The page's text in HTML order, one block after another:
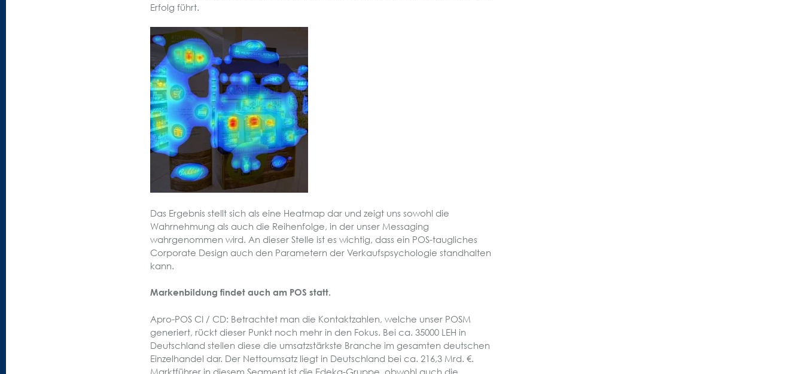
Erfolg führt.
Das Ergebnis stellt sich als eine Heatmap dar und zeigt uns sowohl die
Wahrnehmung als auch die Reihenfolge, in der unser Messaging
wahrgenommen wird. An dieser Stelle ist es wichtig, dass ein POS-taugliches
Corporate Design auch den Parametern der Verkaufspsychologie standhalten
kann.
Markenbildung findet auch am POS statt.
Apro-POS CI / CD: Betrachtet man die Kontaktzahlen, welche unser POSM
generiert, rückt dieser Punkt noch mehr in den Fokus. Bei ca. 35000 LEH in
Deutschland stellen diese die umsatzstärkste Branche im gesamten deutschen
Einzelhandel dar. Der Nettoumsatz liegt in Deutschland bei ca. 216,3 Mrd. €.
Marktführer in diesem Segment ist die Edeka-Gruppe, obwohl auch die